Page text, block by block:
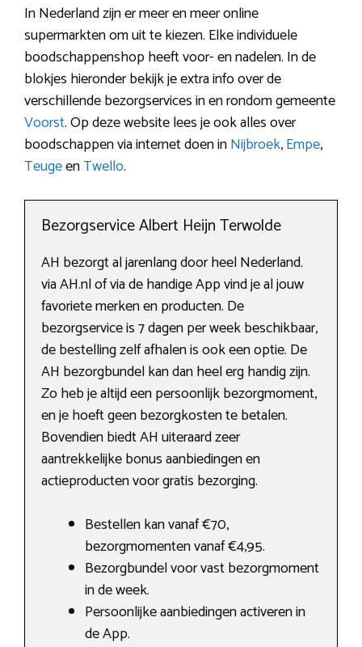
In Nederland zijn er meer en meer online
supermarkten om uit te kiezen. Elke individuele
boodschappenshop heeft voor- en nadelen. In de
blokjes hieronder bekijk je extra info over de
verschillende bezorgservices in en rondom gemeente
Voorst. Op deze website lees je ook alles over
boodschappen via internet doen inNijbroek,Empe,
TeugeenTwello.
Bezorgservice Albert Heijn Terwolde
AH bezorgt al jarenlang door heel Nederland.
via AH.nl of via de handige App vind je al jouw
favoriete merken en producten. De
bezorgservice is 7 dagen per week beschikbaar,
de bestelling zelf afhalen is ook een optie. De
AH bezorgbundel kan dan heel erg handig zijn.
Zo heb je altijd een persoonlijk bezorgmoment,
en je hoeft geen bezorgkosten te betalen.
Bovendien biedt AH uiteraard zeer
aantrekkelijke bonus aanbiedingen en
actieproducten voor gratis bezorging.
Bestellen kan vanaf €70,
bezorgmomenten vanaf €4,95.
Bezorgbundel voor vast bezorgmoment
in de week.
Persoonlijke aanbiedingen activeren in
de App.